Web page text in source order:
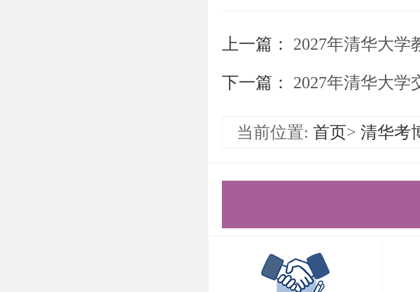
景、从事过的研究工
计划等；
（13）其他可证明科
（三）普通招考攻读
实施细则中的报考条件
上一篇： 2027年清华大学
下一篇： 2027年清华大学
当前位置: 首页> 清华考